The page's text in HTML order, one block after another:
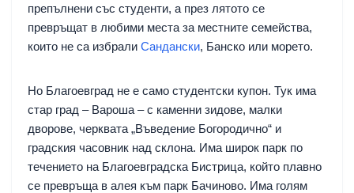
препълнени със студенти, а през лятото се
превръщат в любими места за местните семейства,
които не са избрали Сандански, Банско или морето.
Но Благоевград не е само студентски купон. Тук има
стар град – Вароша – с каменни зидове, малки
дворове, черквата „Въведение Богородично“ и
градския часовник над склона. Има широк парк по
течението на Благоевградска Бистрица, който плавно
се превръща в алея към парк Бачиново. Има голям